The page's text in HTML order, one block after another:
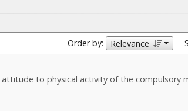
Order by: Relevance
to physical activity of the compulsory